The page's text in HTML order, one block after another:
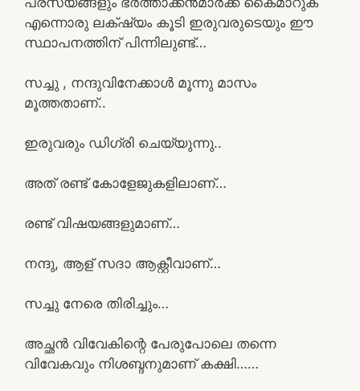
എന്നൊരു ലക്‌ഷ്യം കൂടി ഇരുവരുടെയും ഈ
സ്ഥാപനത്തിന് പിന്നിലുണ്ട്…
സച്ചു , നന്ദുവിനേക്കാൾ മൂന്നു മാസം
മൂത്തതാണ്..
ഇരുവരും ഡിഗ്രി ചെയ്യുന്നു..
അത് രണ്ട് കോളേജുകളിലാണ്…
രണ്ട് വിഷയങ്ങളുമാണ്…
നന്ദു, ആള് സദാ ആക്റ്റീവാണ്…
സച്ചു നേരെ തിരിച്ചും…
അച്ഛൻ വിവേകിന്റെ പേരുപോലെ തന്നെ
വിവേകവും നിശബ്ദനുമാണ് കക്ഷി……